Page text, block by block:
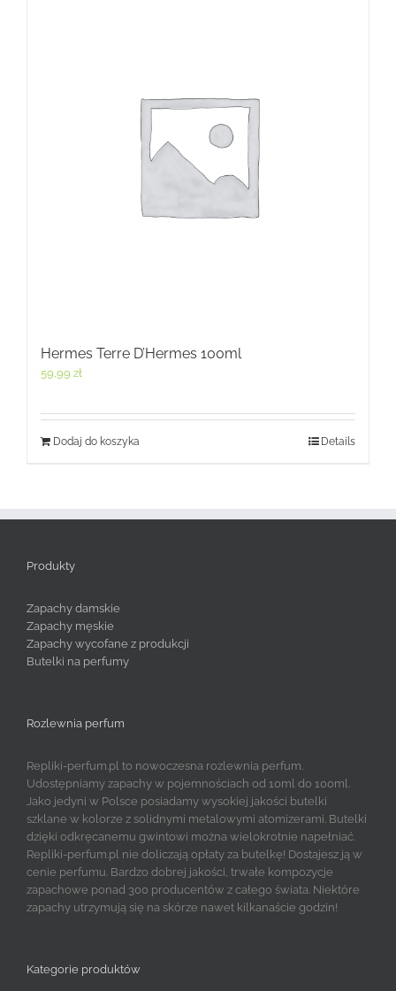
Hermes Terre D’Hermes 100ml
59,99 zł
Dodaj do koszyka Details
Produkty
Zapachy damskie
Zapachy męskie
Zapachy wycofane z produkcji
Butelki na perfumy
Rozlewnia perfum
Repliki-perfum.pl to nowoczesna rozlewnia perfum.
Udostępniamy zapachy w pojemnościach od 10ml do 100ml.
Jako jedyni w Polsce posiadamy wysokiej jakości butelki
szklane w kolorze z solidnymi metalowymi atomizerami. Butelki
dzięki odkręcanemu gwintowi można wielokrotnie napełniać.
Repliki-perfum.pl nie doliczają opłaty za butelkę! Dostajesz ją w
cenie perfumu. Bardzo dobrej jakości, trwałe kompozycje
zapachowe ponad 300 producentów z całego świata. Niektóre
zapachy utrzymują się na skórze nawet kilkanaście godzin!
Kategorie produktów